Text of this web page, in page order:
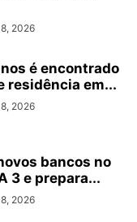
2026
é encontrado
residência em...
2026
bancos no
3 e prepara...
2026